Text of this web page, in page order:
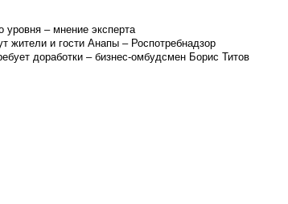
уровня – мнение эксперта
жители и гости Анапы – Роспотребнадзор
доработки – бизнес-омбудсмен Борис Титов